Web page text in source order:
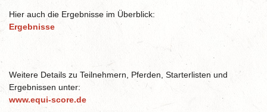
Hier auch die Ergebnisse im Überblick:
Ergebnisse
Weitere Details zu Teilnehmern, Pferden, Starterlisten und
Ergebnissen unter:
www.equi-score.de